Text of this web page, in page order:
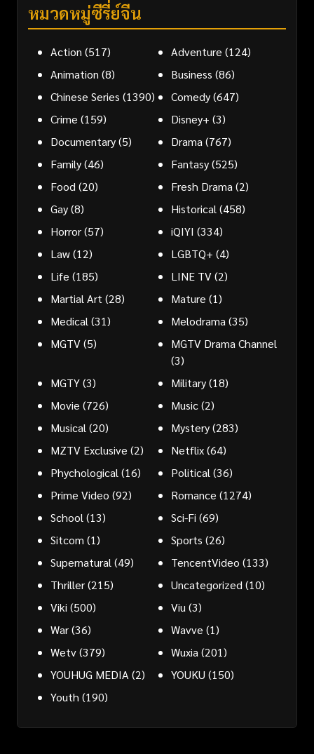
หมวดหมู่ซีรี่ย์จีน
Action (517) Adventure (124)
Animation (8) Business (86)
Chinese Series (1390) Comedy(647)
Crime (159) Disney+ (3)
Documentary(5) Drama (767)
Family(46) Fantasy(525)
Food (20) Fresh Drama (2)
Gay(8) Historical (458)
Horror(57) iQIYI (334)
Law(12) LGBTQ+ (4)
Life (185) LINE TV(2)
Martial Art (28) Mature (1)
Medical (31) Melodrama (35)
MGTV(5)
MGTV Drama Channel
(3)
MGTY(3) Military(18)
Movie (726) Music(2)
Musical (20) Mystery(283)
MZTV Exclusive (2) Netflix(64)
Phychological (16) Political (36)
Prime Video (92) Romance (1274)
School (13) Sci-Fi (69)
Sitcom (1) Sports (26)
Supernatural (49) TencentVideo (133)
Thriller(215) Uncategorized (10)
Viki (500) Viu (3)
War(36) Wavve (1)
Wetv(379) Wuxia (201)
YOUHUG MEDIA (2) YOUKU (150)
Youth (190)